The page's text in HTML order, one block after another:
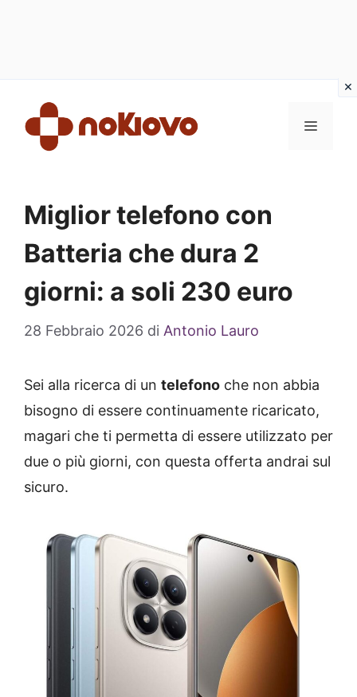
contenuto
MENU
Miglior telefono con
Batteria che dura 2
giorni: a soli 230 euro
28 Febbraio 2026 di Antonio Lauro
Sei alla ricerca di un telefono che non abbia
bisogno di essere continuamente ricaricato,
magari che ti permetta di essere utilizzato per
due o più giorni, con questa offerta andrai sul
sicuro.